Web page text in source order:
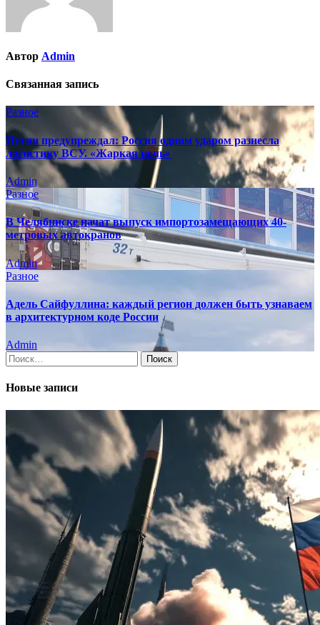
Автор Admin
Связанная запись
Разное
Путин предупреждал: Россия одним ударом разнесла
логистику ВСУ. «Жаркая ночь»
Admin
Разное
В Челябинске начат выпуск импортозамещающих 40-
метровых автокранов
Admin
Разное
Адель Сайфуллина: каждый регион должен быть узнаваем
в архитектурном коде России
Admin
Найти:
Новые записи